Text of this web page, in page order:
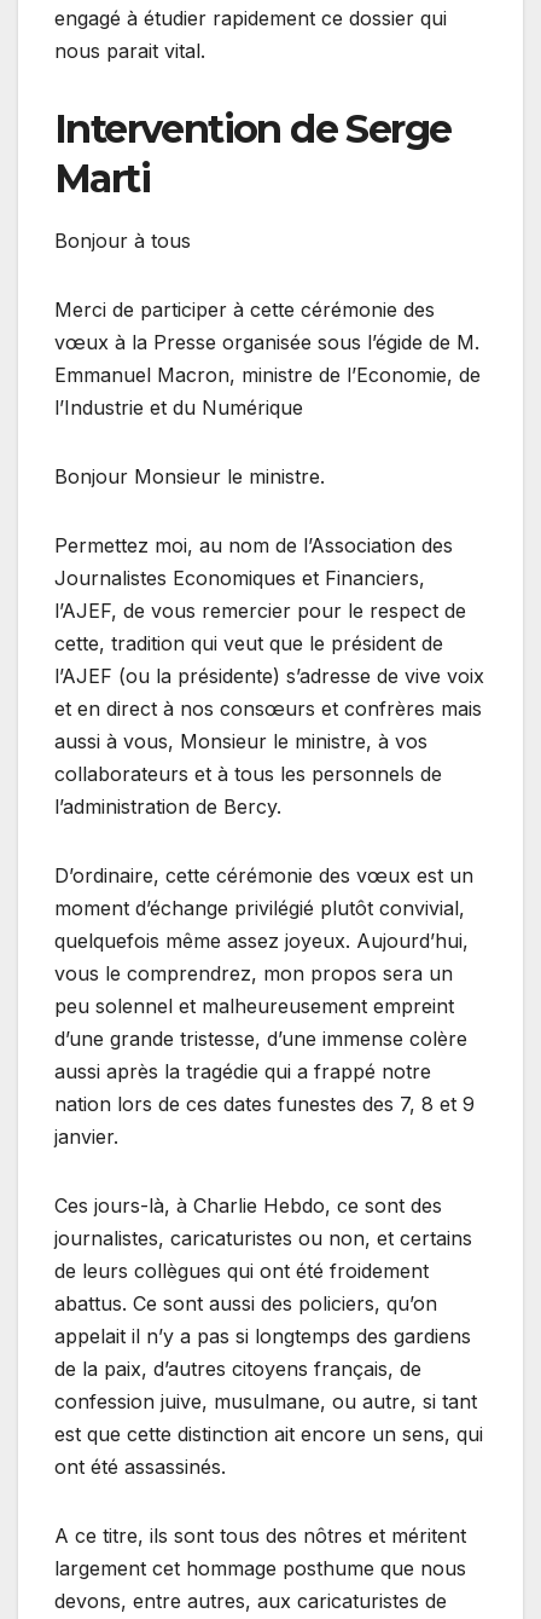
engagé à étudier rapidement ce dossier qui
nous parait vital.
Intervention de Serge
Marti
Bonjour à tous
Merci de participer à cette cérémonie des
vœux à la Presse organisée sous l’égide de M.
Emmanuel Macron, ministre de l’Economie, de
l’Industrie et du Numérique
Bonjour Monsieur le ministre.
Permettez moi, au nom de l’Association des
Journalistes Economiques et Financiers,
l’AJEF, de vous remercier pour le respect de
cette, tradition qui veut que le président de
l’AJEF (ou la présidente) s’adresse de vive voix
et en direct à nos consœurs et confrères mais
aussi à vous, Monsieur le ministre, à vos
collaborateurs et à tous les personnels de
l’administration de Bercy.
D’ordinaire, cette cérémonie des vœux est un
moment d’échange privilégié plutôt convivial,
quelquefois même assez joyeux. Aujourd’hui,
vous le comprendrez, mon propos sera un
peu solennel et malheureusement empreint
d’une grande tristesse, d’une immense colère
aussi après la tragédie qui a frappé notre
nation lors de ces dates funestes des 7, 8 et 9
janvier.
Ces jours-là, à Charlie Hebdo, ce sont des
journalistes, caricaturistes ou non, et certains
de leurs collègues qui ont été froidement
abattus. Ce sont aussi des policiers, qu’on
appelait il n’y a pas si longtemps des gardiens
de la paix, d’autres citoyens français, de
confession juive, musulmane, ou autre, si tant
est que cette distinction ait encore un sens, qui
ont été assassinés.
A ce titre, ils sont tous des nôtres et méritent
largement cet hommage posthume que nous
devons, entre autres, aux caricaturistes de